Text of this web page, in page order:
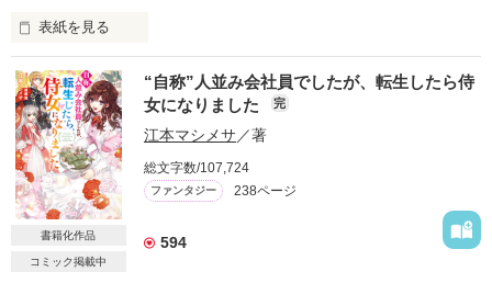
ネコツキさま
ｅｌｕさま
かなさま
聖凪砂さま
ありがとうございます☆
作品を読む
したら是非！
作品を読む
父親が一代で財を成し、御曹司、ご令嬢と呼ばれる子らのいる
学校へ転校。そこで唯一、優しくして接してくれたのが遼で、
彼に恋をしていた。
蓮は、友人と称して、彼氏を誘い出し自堕落に遊び回る悪友
で、仲を引き裂こうと吹聴してくる嫌な奴だと思い嫌悪してい
たが、次第に変化していく
菜穂が真実を知った時、全ては蓮の策略が功を奏した時であ
り、彼女を獲る為に囲い込む始まりだった
表紙を見る
突然、異世界にトリップした和菓子職人のメグミ。
ひょんなことから、「黒獣王」として恐れられている国王・コ
ンラートの専属菓子職人に…!?
冷徹非道な国王だと思っていたけど、
実は大の甘いもの好きスイーツ男子だった!?
メグミが作る和菓子はコンラートの胃袋を鷲掴み。
書籍化作品
コミック掲載中
“自称”人並み会社員でしたが、転生したら侍
女になりました
完
江本マシメサ／著
総文字数/107,724
ファンタジー 238ページ
594